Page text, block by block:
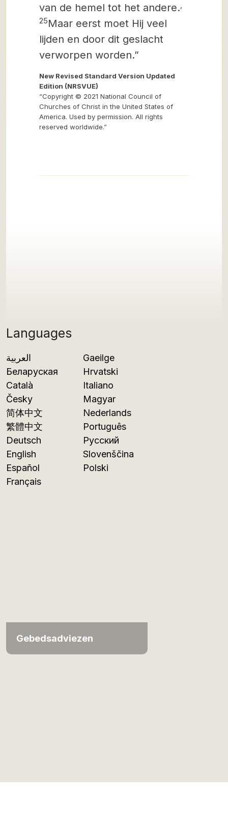
Languages
العربية
Беларуская
Català
Česky
简体中文
繁體中文
Deutsch
English
Español
Français
Gaeilge
Hrvatski
Italiano
Magyar
Nederlands
Português
Русский
Slovenščina
Polski
Gebedsadviezen
van de hemel tot het andere.
25Maar eerst moet Hij veel
lijden en door dit geslacht
verworpen worden.”
New Revised Standard Version Updated
Edition (NRSVUE)
“Copyright © 2021 National Council of
Churches of Christ in the United States of
America. Used by permission. All rights
reserved worldwide.”